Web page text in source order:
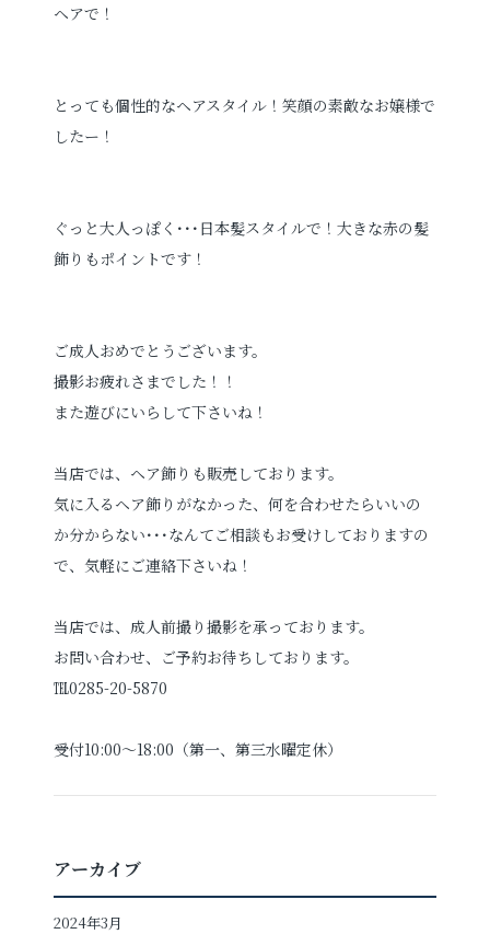
ヘアで！
とっても個性的なヘアスタイル！笑顔の素敵なお嬢様で
したー！
ぐっと大人っぽく･･･日本髪スタイルで！大きな赤の髪
飾りもポイントです！
ご成人おめでとうございます。
撮影お疲れさまでした！！
また遊びにいらして下さいね！
当店では、ヘア飾りも販売しております。
気に入るヘア飾りがなかった、何を合わせたらいいの
か分からない･･･なんてご相談もお受けしておりますの
で、気軽にご連絡下さいね！
当店では、成人前撮り撮影を承っております。
お問い合わせ、ご予約お待ちしております。
℡0285-20-5870
受付10:00～18:00（第一、第三水曜定休）
アーカイブ
2024年3月